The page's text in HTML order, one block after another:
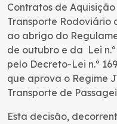
Contratos de
Transporte Rodoviário
ao abrigo do
de outubro e da Lei
pelo Decreto-Lei n.º
que aprova o Regime
Transporte de
Esta decisão,